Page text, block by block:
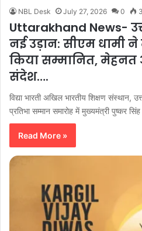
NBL Desk July 27, 2026 0 3
Uttarakhand News-
नई उड़ान: सीएम धामी ने
किया सम्मानित, मेहनत
संदेश….
विद्या भारती अखिल भारतीय शिक्षण संस्थान,
प्रतिभा सम्मान समारोह में मुख्यमंत्री पुष्कर
Read More »